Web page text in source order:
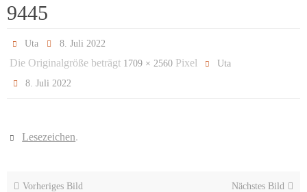
9445
Uta 8. Juli 2022
Die Originalgröße beträgt 1709 × 2560 Pixel
Uta
8. Juli 2022
Lesezeichen.
Vorheriges Bild Nächstes Bild